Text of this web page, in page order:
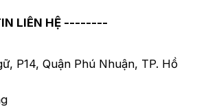
LIÊN HỆ --------
P14, Quận Phú Nhuận, TP. Hồ